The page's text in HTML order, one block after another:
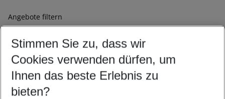
Angebote filtern
Ändern Sie Ihre Kriterien nach Ihren Wünschen
Abflughafen wählen
Beliebiger Abflughafen
Reisezeitraum wählen
08.08.26– 06.08.27 5-8 Nächte
Stimmen Sie zu, dass wir
Cookies verwenden dürfen, um
Ihnen das beste Erlebnis zu
bieten?